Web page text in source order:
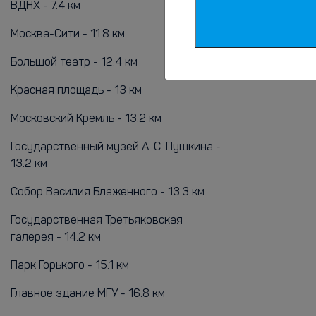
ВДНХ - 7.4 км
Москва-Сити - 11.8 км
Большой театр - 12.4 км
Красная площадь - 13 км
Московский Кремль - 13.2 км
Государственный музей А. С. Пушкина -
13.2 км
Собор Василия Блаженного - 13.3 км
Государственная Третьяковская
галерея - 14.2 км
Парк Горького - 15.1 км
Главное здание МГУ - 16.8 км